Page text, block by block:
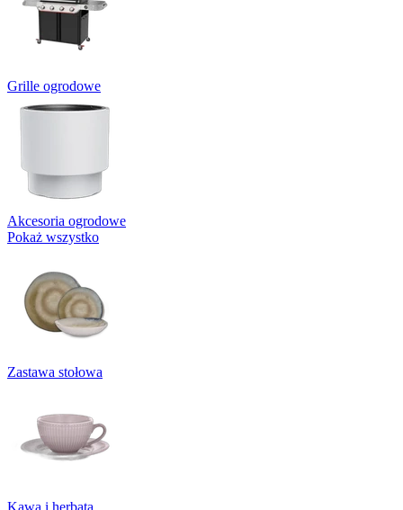
Grille ogrodowe
Akcesoria ogrodowe
Pokaż wszystko
Zastawa stołowa